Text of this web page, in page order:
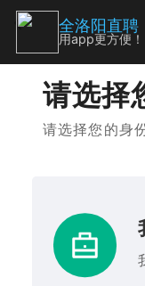
请选择
请选择您的身
全洛阳直聘
用app更方便！